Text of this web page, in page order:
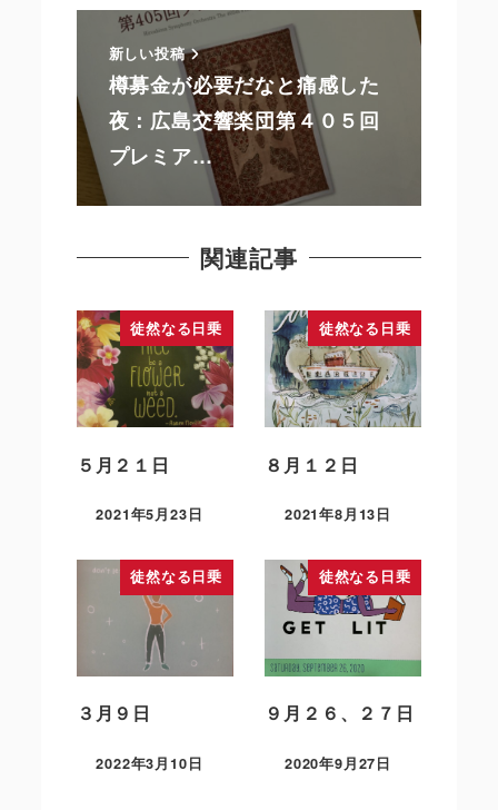
新しい投稿
樽募金が必要だなと痛感した
夜：広島交響楽団第４０５回
プレミア…
関連記事
徒然なる日乗
５月２１日
2021年5月23日
徒然なる日乗
８月１２日
2021年8月13日
徒然なる日乗
３月９日
2022年3月10日
徒然なる日乗
９月２６、２７日
2020年9月27日